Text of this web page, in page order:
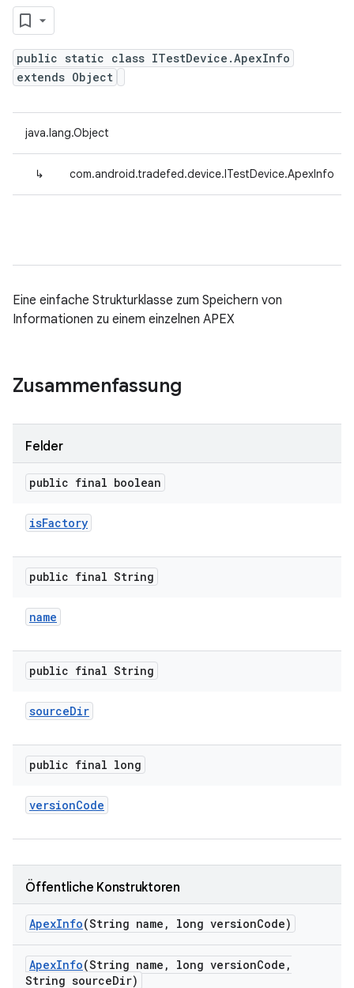
public static class ITestDevice.ApexInfo
extends Object
java.lang.Object
↳ com.android.tradefed.device.ITestDevice.ApexInfo
Eine einfache Strukturklasse zum Speichern von
Informationen zu einem einzelnen APEX
Zusammenfassung
Felder
public final boolean
isFactory
public final String
name
public final String
sourceDir
public final long
versionCode
Öffentliche Konstruktoren
ApexInfo(String name , long versionCode)
ApexInfo(String name , long versionCode ,
String sourceDir)